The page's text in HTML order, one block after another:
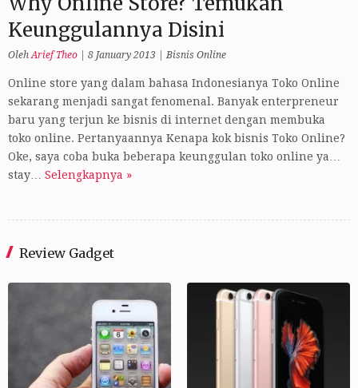
Keunggulannya Disini
Oleh Arief Theo 8 January 2013 Bisnis Online
Online store yang dalam bahasa Indonesianya Toko Online
sekarang menjadi sangat fenomenal. Banyak enterpreneur
baru yang terjun ke bisnis di internet dengan membuka
toko online. Pertanyaannya Kenapa kok bisnis Toko Online?
Oke, saya coba buka beberapa keunggulan toko online ya…
stay… Selengkapnya »
Review Gadget